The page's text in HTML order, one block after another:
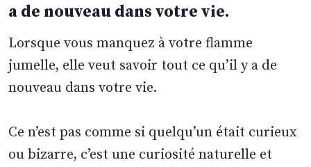
a de nouveau dans votre vie.
Lorsque vous manquez à votre flamme
jumelle, elle veut savoir tout ce qu’il y a de
nouveau dans votre vie.
Ce n’est pas comme si quelqu’un était curieux
ou bizarre, c’est une curiosité naturelle et